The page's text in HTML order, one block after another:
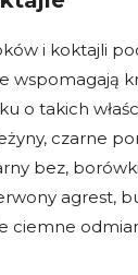
i koktajli
wspomagają
o takich
czarne
bez,
agrest,
ciemne